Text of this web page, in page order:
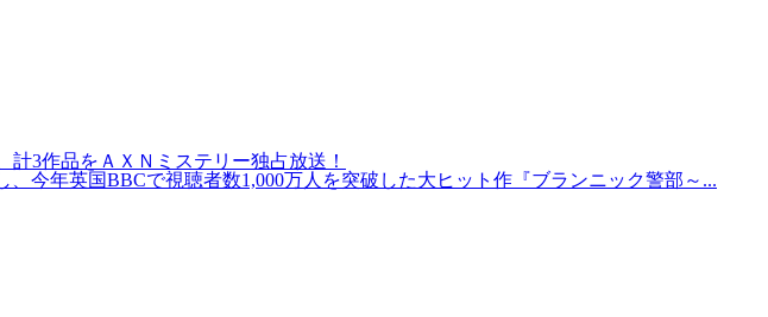
3作品をＡＸＮミステリー独占放送！
今年英国BBCで視聴者数1,000万人を突破した大ヒット作『ブランニック警部～...